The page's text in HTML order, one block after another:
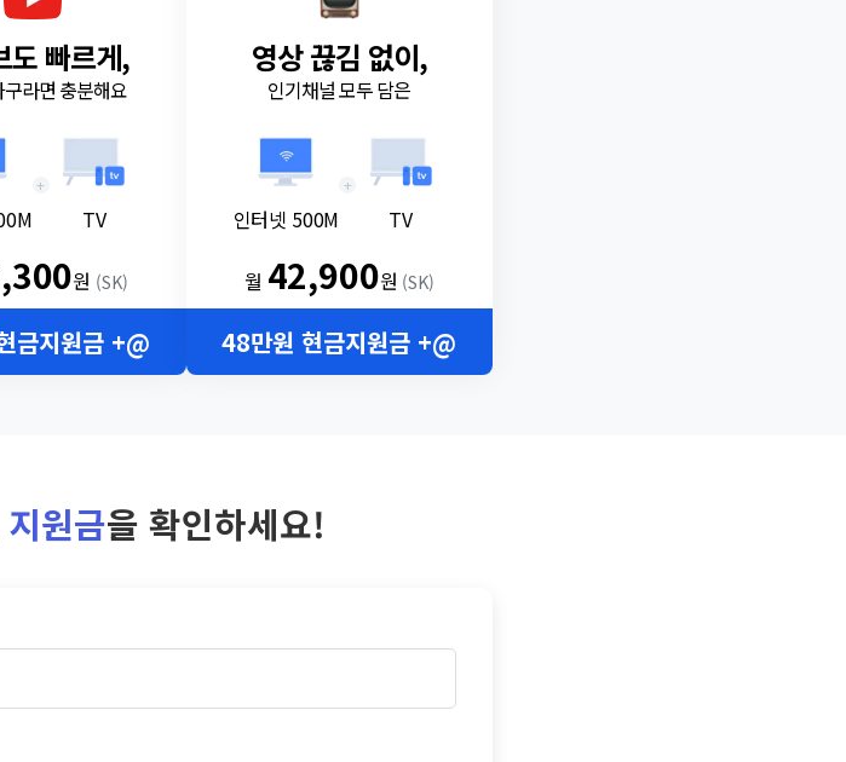
도 빠르게,
라면 충분해요
+
TV
원 (SK)
금지원금 +@
영상 끊김 없이,
인기채널 모두 담은
인터넷 500M
+
TV
월 42,900원 (SK)
48만원 현금지원금 +@
원금을 확인하세요!